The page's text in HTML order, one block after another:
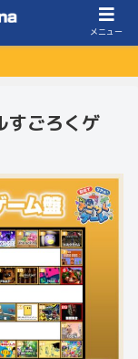
すごろくゲ
メニュー